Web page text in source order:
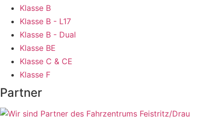
Klasse B
Klasse B - L17
Klasse B - Dual
Klasse BE
Klasse C & CE
Klasse F
Partner